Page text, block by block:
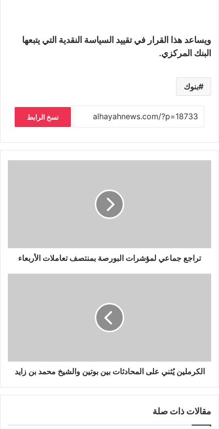
ويساعد هذا القرار في تقييد السياسة النقدية التي يتبعها
البنك المركزي.
بنوك
نسخ الرابط
تراجع جماعي لمؤشرات البورصة بمنتصف تعاملات الأربعاء
الكرملين يُثني على المحادثات بين بوتين والشيخ محمد بن زايد
مقالات ذات صلة